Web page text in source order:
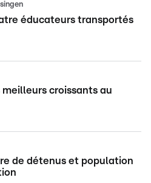
éducateurs transportés
croissants au
de détenus et population